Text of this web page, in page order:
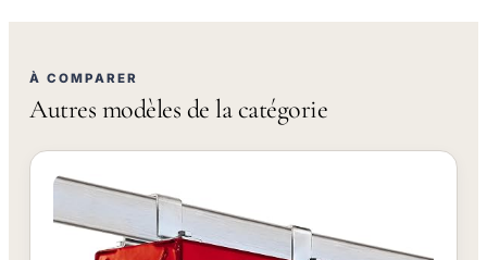
À COMPARER
Autres modèles de la catégorie